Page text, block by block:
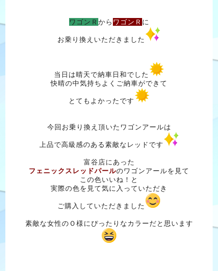
ワゴンＲ から ワゴンＲ に
お乗り換えいただきました
当日は晴天で納車日和でした
快晴の中気持ちよくご納車ができて
とてもよかったです
今回お乗り換え頂いたワゴンアールは
上品で高級感のある素敵なレッドです
富谷店にあった
フェニックスレッドパールのワゴンアールを見て
この色いいね！と
実際の色を見て気に入っていただき
ご購入していただきました
素敵な女性のＯ様にぴったりなカラーだと思います